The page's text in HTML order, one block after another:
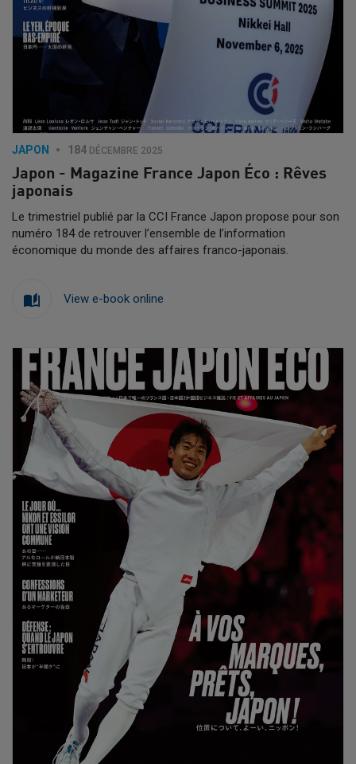
JAPON 184 DÉCEMBRE 2025
Japon - Magazine France Japon Éco : Rêves
japonais
Le trimestriel publié par la CCI France Japon propose pour son
numéro 184 de retrouver l’ensemble de l’information
économique du monde des affaires franco-japonais.
View e-book online